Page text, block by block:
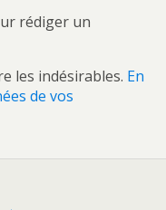
rédiger un
les indésirables. En
de vos